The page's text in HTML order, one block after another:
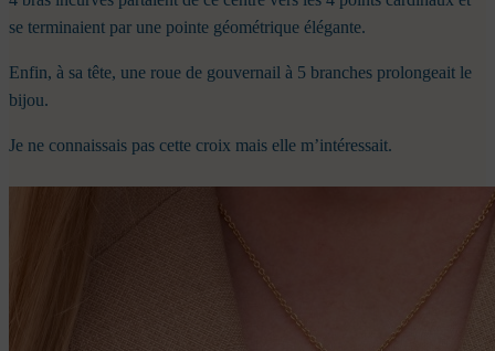
se terminaient par une pointe géométrique élégante.
Enfin, à sa tête, une roue de gouvernail à 5 branches prolongeait le
bijou.
Je ne connaissais pas cette croix mais elle m’intéressait.